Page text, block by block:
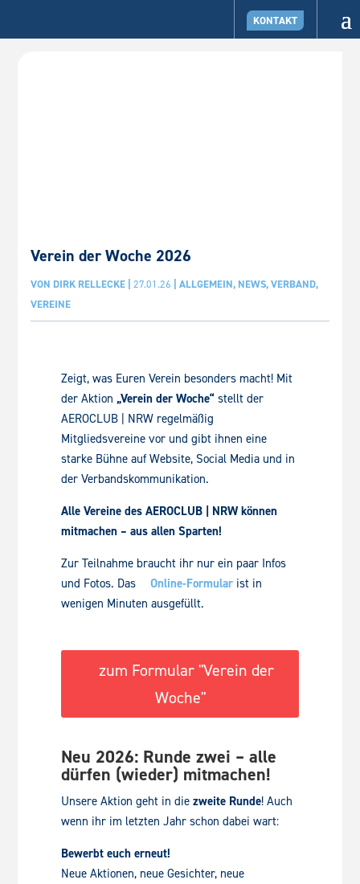
KONTAKT
Verein der Woche 2026
VON DIRK RELLECKE |27.01.26 |ALLGEMEIN, NEWS,VERBAND,
VEREINE
Zeigt, was Euren Verein besonders macht! Mit
der Aktion „Verein der Woche“ stellt der
AEROCLUB | NRW regelmäßig
Mitgliedsvereine vor und gibt ihnen eine
starke Bühne auf Website, Social Media und in
der Verbandskommunikation.
Alle Vereine des AEROCLUB | NRW können
mitmachen – aus allen Sparten!
Zur Teilnahme braucht ihr nur ein paar Infos
und Fotos. Das
Online-Formular ist in
wenigen Minuten ausgefüllt.
zum Formular "Verein der
Woche"
Neu 2026: Runde zwei – alle
dürfen (wieder) mitmachen!
Unsere Aktion geht in die zweite Runde! Auch
wenn ihr im letzten Jahr schon dabei wart:
Bewerbt euch erneut!
Neue Aktionen, neue Gesichter, neue